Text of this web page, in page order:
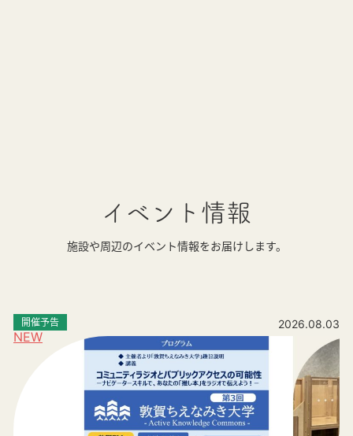
イベント情報
施設や周辺のイベント情報をお届けします。
NEW
開催予告 2026.08.03